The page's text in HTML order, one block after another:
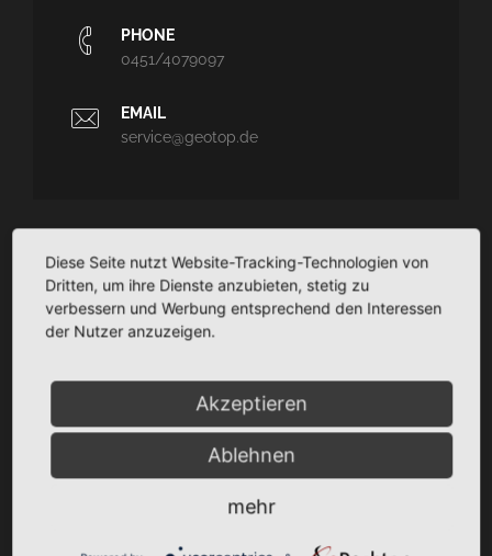
PHONE
0451/4079097
EMAIL
service@geotop.de
GEOTOP
Ingenieurvermessung und Architekturvermessung - CAD-
Planungssupport - Dokumentation
Liegenschaftsmanagement
Diese Seite nutzt Website-Tracking-Technologien von
Dritten, um ihre Dienste anzubieten, stetig zu
verbessern und Werbung entsprechend den Interessen
der Nutzer anzuzeigen.
Akzeptieren
Ablehnen
mehr